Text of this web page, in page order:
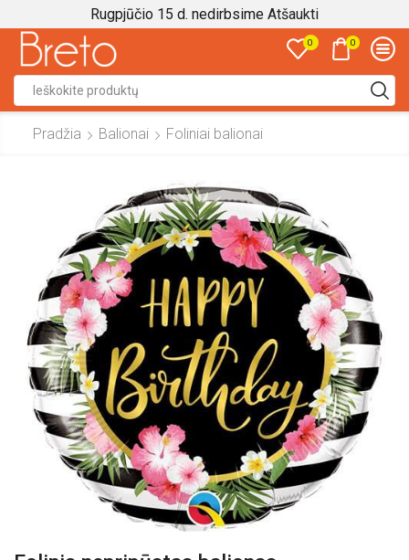
Rugpjūčio 15 d. nedirbsime Atšaukti
0 0
input
Pradžia Balionai Foliniai balionai